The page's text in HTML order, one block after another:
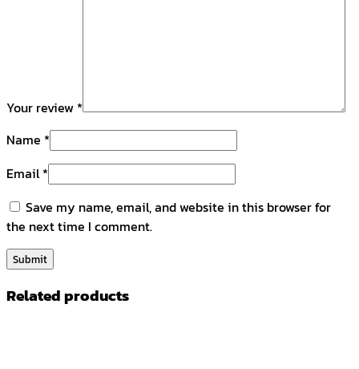
Your review *
Name *
Email*
Save my name, email, and website in this browser for
the next time I comment.
Related products